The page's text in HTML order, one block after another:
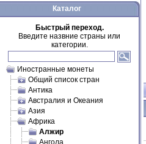
Каталог
Быстрый переход.
Введите назвние страны или
категории.
Иностранные монеты
Общий список стран
Антика
Австралия и Океания
Азия
Африка
Алжир
Ангола